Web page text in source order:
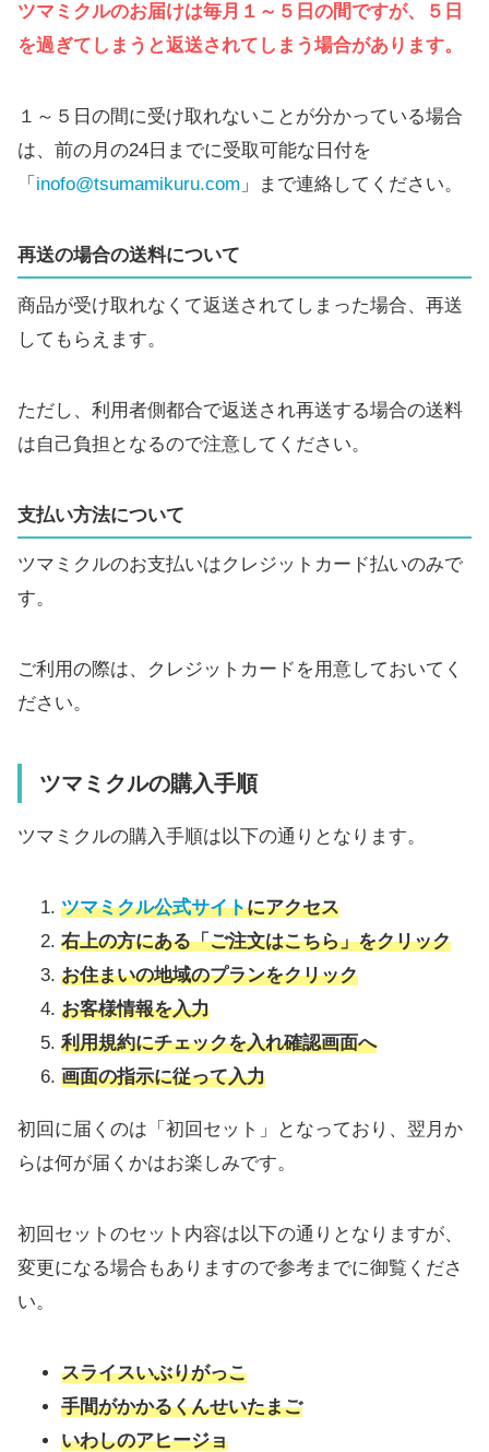
ツマミクルのお届けは毎月１～５日の間ですが、５日
を過ぎてしまうと返送されてしまう場合があります。
１～５日の間に受け取れないことが分かっている場合
は、前の月の24日までに受取可能な日付を
「 inofo@tsumamikuru.com 」まで連絡してください。
再送の場合の送料について
商品が受け取れなくて返送されてしまった場合、再送
してもらえます。
ただし、利用者側都合で返送され再送する場合の送料
は自己負担となるので注意してください。
支払い方法について
ツマミクルのお支払いはクレジットカード払いのみで
す。
ご利用の際は、クレジットカードを用意しておいてく
ださい。
ツマミクルの購入手順
ツマミクルの購入手順は以下の通りとなります。
ツマミクル公式サイトにアクセス
右上の方にある「ご注文はこちら」をクリック
お住まいの地域のプランをクリック
お客様情報を入力
利用規約にチェックを入れ確認画面へ
画面の指示に従って入力
初回に届くのは「初回セット」となっており、翌月か
らは何が届くかはお楽しみです。
初回セットのセット内容は以下の通りとなりますが、
変更になる場合もありますので参考までに御覧くださ
い。
スライスいぶりがっこ
手間がかかるくんせいたまご
いわしのアヒージョ